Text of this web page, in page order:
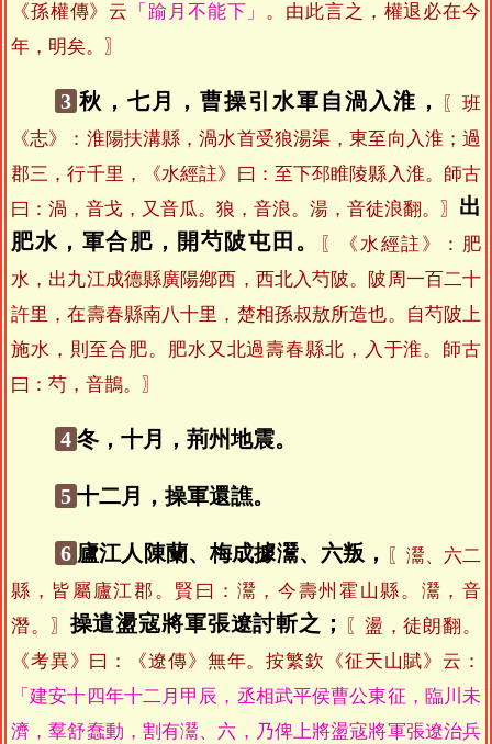
《孫權傳》云
「踰月不能下」 。由此言之，權退必在今
年，明矣。〗
3 秋，七月，曹操引水軍自渦入淮，
〖班
《志》：淮陽扶溝縣，渦水首受狼湯渠，東至向入淮；過
郡三，行千里，《水經註》曰：至下邳睢陵縣入淮。師古
曰：渦，音戈，又音瓜。狼，音浪。湯，音徒浪翻。〗 出
肥水，軍合肥，開芍陂屯田。
〖《水經註》：肥
水，出九江成德縣廣陽鄕西，西北入芍陂。陂周一百二十
許里，在壽春縣南八十里，楚相孫叔敖所造也。自芍陂上
施水，則至合肥。肥水又北過壽春縣北，入于淮。師古
曰：芍，音鵲。〗
4 冬，十月，荊州地震。
5 十二月，操軍還譙。
6 廬江人陳蘭、梅成據灊、六叛，
〖灊、六二
縣，皆屬廬江郡。賢曰：灊，今壽州霍山縣。灊，音
潛。〗 操遣盪寇將軍張遼討斬之；
〖盪，徒朗翻。
《考異》曰：《遼傳》無年。按繁欽《征天山賦》云：
「建安十四年十二月甲辰，丞相武平侯曹公東征，臨川未
濟，羣舒蠢動，割有灊、六，乃俾上將盪寇將軍張遼治兵